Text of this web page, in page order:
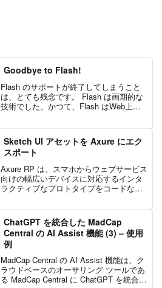
Goodbye to Flash!
Flash のサポートが終了してしまうこと
は、とても残念です。 Flash は画期的な
技術でした。かつて、Flash はWeb上で
知...
Sketch UI アセットを Axure にエク
スポート
Axure RP は、スマホからウェブサービス
向けの幅広いデバイスに対応するインタ
ラクティブなプロトタイプをコードなし
る Sketch プラグイン...
ChatGPT を統合した MadCap
Central の AI Assist 機能 (3) – 使用
例
MadCap Central の AI Assist 機能は、ク
ラウドベースのオーサリング ツールであ
る MadCap Central に ChatGPT を統合し